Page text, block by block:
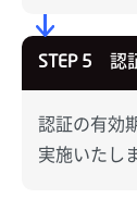
STEP 5 認
認証の有効
実施いたし